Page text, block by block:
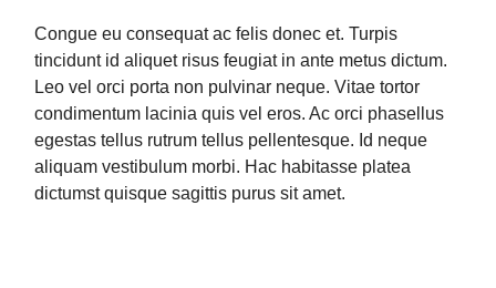
Congue eu consequat ac felis donec et. Turpis
tincidunt id aliquet risus feugiat in ante metus dictum.
Leo vel orci porta non pulvinar neque. Vitae tortor
condimentum lacinia quis vel eros. Ac orci phasellus
egestas tellus rutrum tellus pellentesque. Id neque
aliquam vestibulum morbi. Hac habitasse platea
dictumst quisque sagittis purus sit amet.